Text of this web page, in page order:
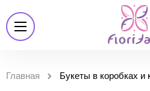
Главная Букеты в коробках и